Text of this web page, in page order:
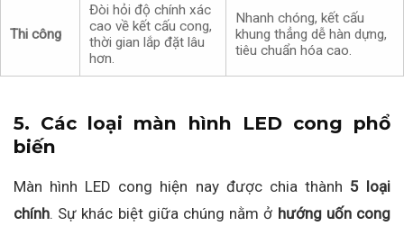
Thi công
Đòi hỏi độ chính xác
cao về kết cấu cong,
thời gian lắp đặt lâu
hơn.
Nhanh chóng, kết cấu
khung thẳng dễ hàn dựng,
tiêu chuẩn hóa cao.
5. Các loại màn hình LED cong phổ
biến
Màn hình LED cong hiện nay được chia thành 5 loại
chính. Sự khác biệt giữa chúng nằm ở hướng uốn cong